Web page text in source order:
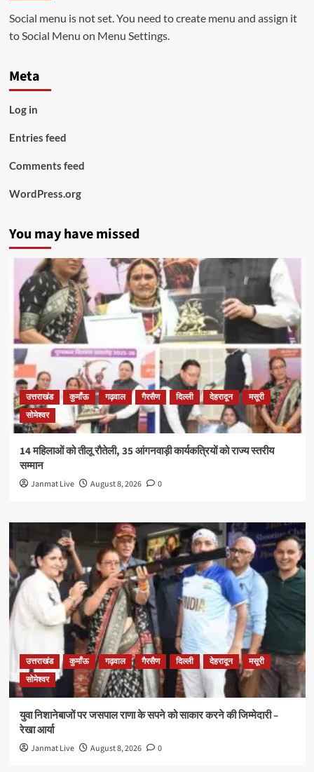
Social menu is not set. You need to create menu and assign it
to Social Menu on Menu Settings.
Meta
Log in
Entries feed
Comments feed
WordPress.org
You may have missed
उत्तराखंड कुमाँऊ गढ़वाल गैरसैण दिल्ली देहरादून
मसूरी
सोमेश्वर
14 महिलाओं को तीलू रौतेली, 35 आंगनवाड़ी कार्यकत्रियों को राज्य स्तरीय
सम्मान
Janmat Live August 8, 2026 0
उत्तराखंड कुमाँऊ गढ़वाल गैरसैण दिल्ली देहरादून
मसूरी
सोमेश्वर
युवा निशानेबाजों पर जसपाल राणा के सपने को साकार करने की जिम्मेदारी –
रेखा आर्या
Janmat Live August 8, 2026 0